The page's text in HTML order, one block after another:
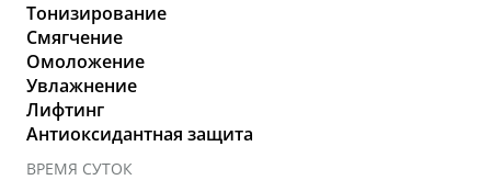
Тонизирование
Смягчение
Омоложение
Увлажнение
Лифтинг
Антиоксидантная защита
ВРЕМЯ СУТОК